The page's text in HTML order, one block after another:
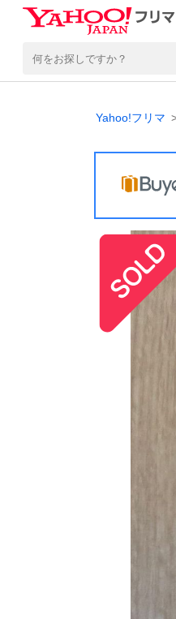
Yahoo!フリマ